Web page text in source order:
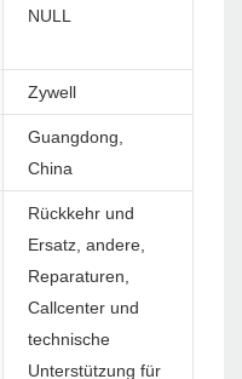
NULL
Zywell
Guangdong,
China
Rückkehr und
Ersatz, andere,
Reparaturen,
Callcenter und
technische
Unterstützung für